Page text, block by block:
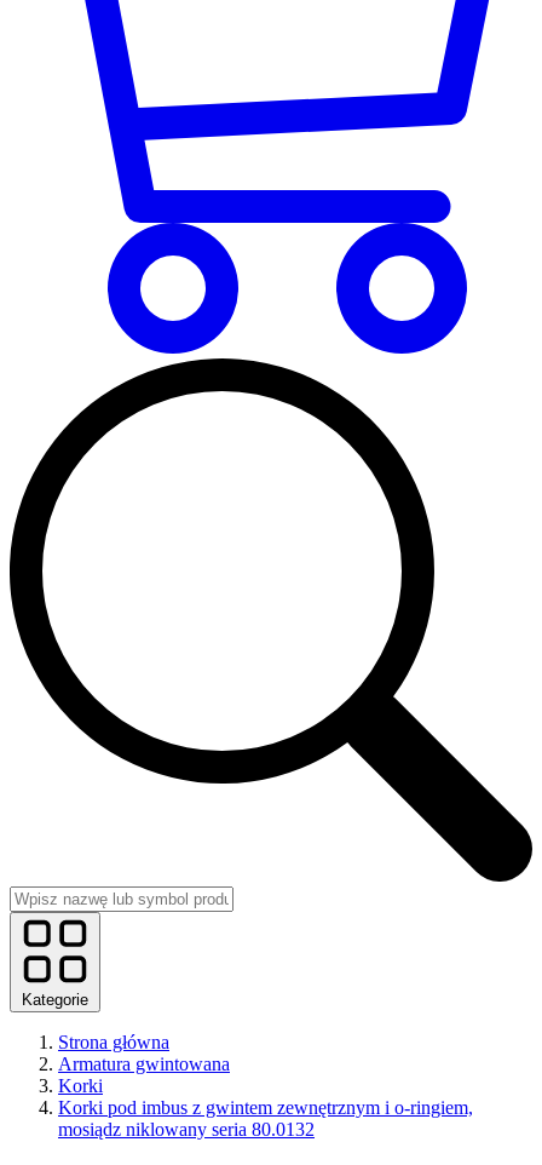
Kategorie
Strona główna
Armatura gwintowana
Korki
Korki pod imbus z gwintem zewnętrznym i o-ringiem,
mosiądz niklowany seria 80.0132